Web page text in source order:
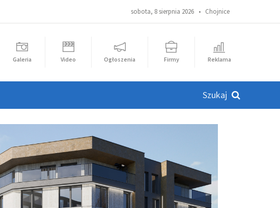
sobota, 8 sierpnia 2026 • Chojnice
Galeria Video Ogłoszenia Firmy Reklama